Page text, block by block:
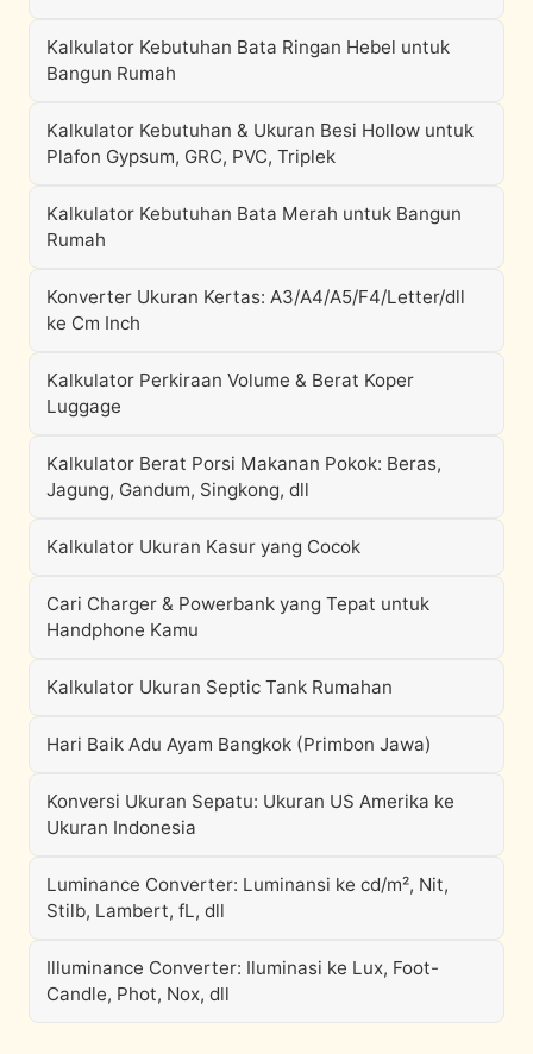
Kalkulator Kebutuhan Bata Ringan Hebel untuk
Bangun Rumah
Kalkulator Kebutuhan & Ukuran Besi Hollow untuk
Plafon Gypsum, GRC, PVC, Triplek
Kalkulator Kebutuhan Bata Merah untuk Bangun
Rumah
Konverter Ukuran Kertas: A3/A4/A5/F4/Letter/dll
ke Cm Inch
Kalkulator Perkiraan Volume & Berat Koper
Luggage
Kalkulator Berat Porsi Makanan Pokok: Beras,
Jagung, Gandum, Singkong, dll
Kalkulator Ukuran Kasur yang Cocok
Cari Charger & Powerbank yang Tepat untuk
Handphone Kamu
Kalkulator Ukuran Septic Tank Rumahan
Hari Baik Adu Ayam Bangkok (Primbon Jawa)
Konversi Ukuran Sepatu: Ukuran US Amerika ke
Ukuran Indonesia
Luminance Converter: Luminansi ke cd/m², Nit,
Stilb, Lambert, fL, dll
Illuminance Converter: Iluminasi ke Lux, Foot-
Candle, Phot, Nox, dll